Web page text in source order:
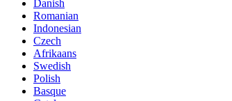
Danish
Romanian
Indonesian
Czech
Afrikaans
Swedish
Polish
Basque